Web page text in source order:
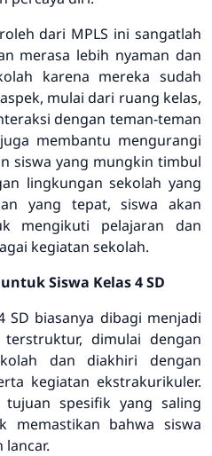
dari MPLS ini sangatlah
merasa lebih nyaman dan
karena mereka sudah
mulai dari ruang kelas,
dengan teman-teman
membantu mengurangi
siswa yang mungkin timbul
lingkungan sekolah yang
yang tepat, siswa akan
mengikuti pelajaran dan
kegiatan sekolah.
Siswa Kelas 4 SD
SD biasanya dibagi menjadi
dimulai dengan
dan diakhiri dengan
kegiatan ekstrakurikuler.
spesifik yang saling
memastikan bahwa siswa